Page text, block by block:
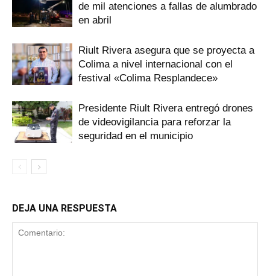
de mil atenciones a fallas de alumbrado
en abril
Riult Rivera asegura que se proyecta a
Colima a nivel internacional con el
festival «Colima Resplandece»
Presidente Riult Rivera entregó drones
de videovigilancia para reforzar la
seguridad en el municipio
DEJA UNA RESPUESTA